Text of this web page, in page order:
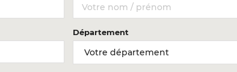
Département